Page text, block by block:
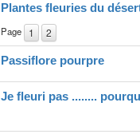
Plantes fleuries du
Page 1 2
Passiflore pourpre
Je fleuri pas ........